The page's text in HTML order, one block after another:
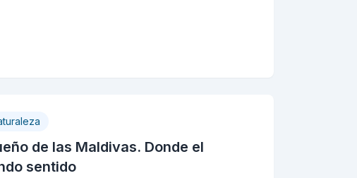
de las Maldivas. Donde el
sentido